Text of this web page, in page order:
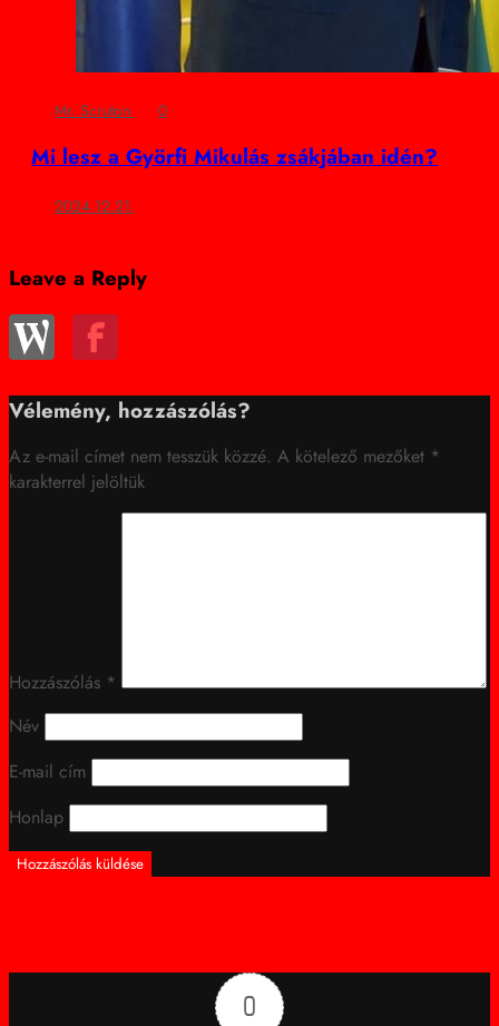
Mr. Scruton 0
Mi lesz a Györfi Mikulás zsákjában idén?
2024.12.21.
Leave a Reply
Vélemény, hozzászólás?
Az e-mail címet nem tesszük közzé. A kötelező mezőket *
karakterrel jelöltük
Hozzászólás *
Név
E-mail cím
Honlap
0